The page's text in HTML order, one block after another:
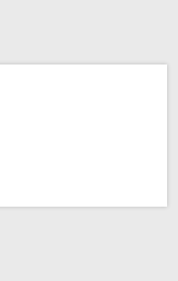
[オールウェ
ウェイ～2人